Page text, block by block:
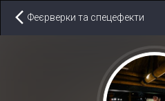
Феєрверки та спецефекти